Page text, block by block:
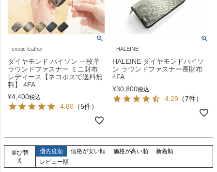
exotic leather
ダイヤモンド パイソン 一枚革
ラウンドファスナー ミニ財布
レディース【ネコポスで送料無
料】 4FA
¥4,400税込
4.80 （5件）
HALEINE
HALEINE ダイヤモンドパイソ
ン ラウンドファスナー長財布
4FA
¥30,800税込
4.29 （7件）
並び替
え
優先度順 価格が安い順 価格が高い順
新着順
レビュー順